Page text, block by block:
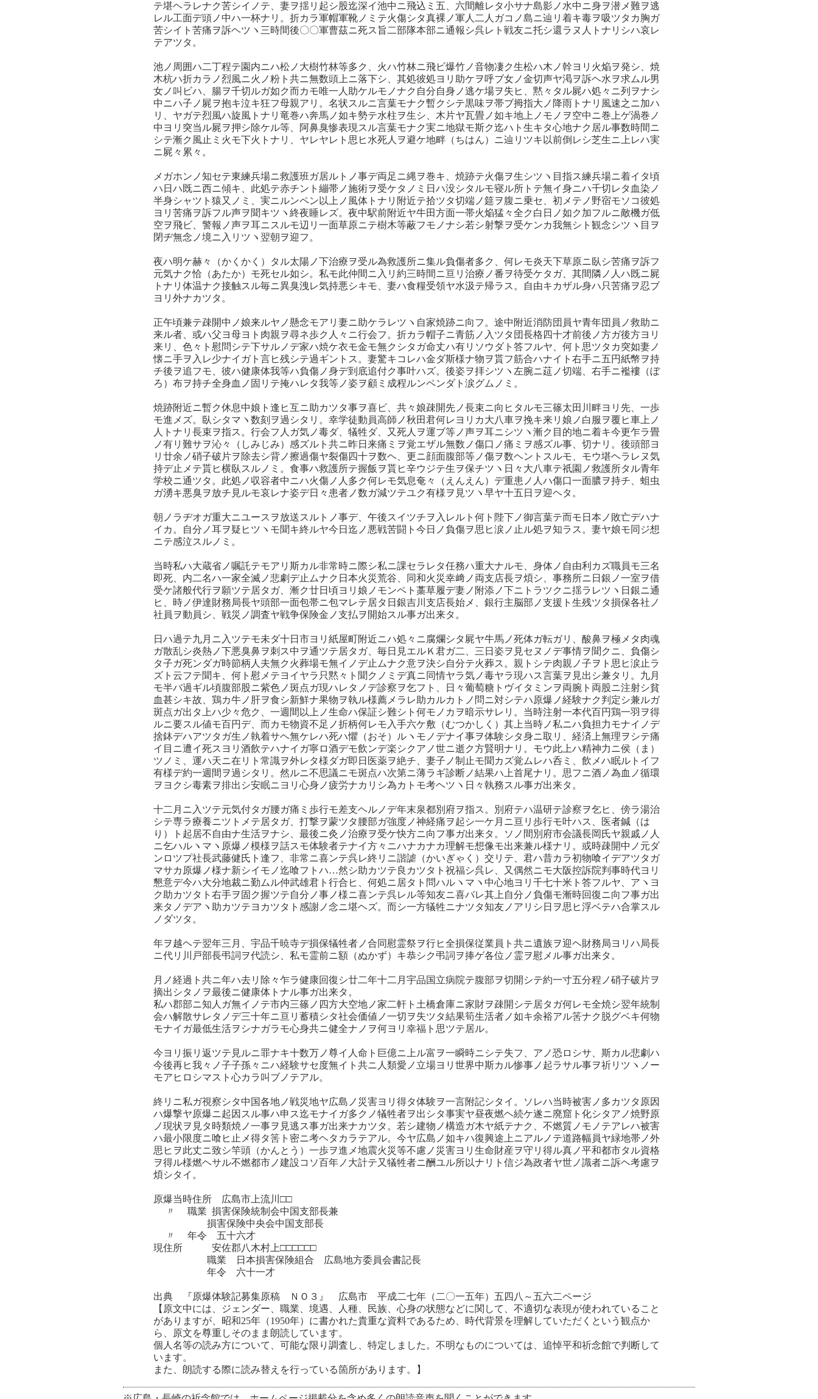
テ堪ヘラレナク苦シイノテ、妻ヲ揺リ起シ股迄深イ池中ニ飛込ミ五、六間離レタ小サナ島影ノ水中ニ身ヲ潜メ難ヲ逃
レル工面デ頭ノ中ハ一杯ナリ。折カラ軍帽軍靴ノミテ火傷シタ真裸ノ軍人二人ガコノ島ニ辿リ着キ毒ヲ吸ツタカ胸ガ
苦シイト苦痛ヲ訴ヘツヽ三時間後〇〇軍曹茲ニ死ス旨二部隊本部ニ通報シ呉レト戦友ニ托シ還ラヌ人トナリシハ哀レ
テアツタ。
池ノ周囲ハ二丁程テ園内ニハ松ノ大樹竹林等多ク、火ハ竹林ニ飛ビ爆竹ノ音物凄ク生松ハ木ノ幹ヨリ火焔ヲ発シ、焼
木杭ハ折カラノ烈風ニ火ノ粉ト共ニ無数頭上ニ落下シ、其処彼処ヨリ助ケヲ呼ブ女ノ金切声ヤ渇ヲ訴ヘ水ヲ求ムル男
女ノ叫ビハ、腸ヲ千切ルガ如ク而カモ唯一人助ケルモノナク自分自身ノ逃ケ場ヲ失ヒ、黙々タル屍ハ処々ニ列ヲナシ
中ニハ子ノ屍ヲ抱キ泣キ狂フ母親アリ。名状スルニ言葉モナク暫クシテ黒味ヲ帯ブ拇指大ノ降雨トナリ風速之ニ加ハ
リ、ヤガテ烈風ハ旋風トナリ竜巻ハ奔馬ノ如キ勢テ水柱ヲ生シ、木片ヤ瓦畳ノ如キ地上ノモノヲ空中ニ巻上ゲ渦巻ノ
中ヨリ突当ル屍ヲ押シ除ケル等、阿鼻臭惨表現スル言葉モナク実ニ地獄モ斯ク迄ハト生キタ心地ナク居ル事数時間ニ
シテ漸ク風止ミ火モ下火トナリ、ヤレヤレト思ヒ水死人ヲ避ケ地畔（ちはん）ニ辿リツキ以前倒レシ芝生ニ上レハ実
ニ屍々累々。
メガホンノ知セテ東練兵場ニ救護班ガ居ルトノ事デ両足ニ縄ヲ巻キ、焼跡テ火傷ヲ生シツヽ目指ス練兵場ニ着イタ頃
ハ日ハ既ニ西ニ傾キ、此処テ赤チント繃帯ノ施術ヲ受ケタノミ日ハ没シタルモ寝ル所トテ無イ身ニハ千切レタ血染ノ
半身シャツト猿又ノミ、実ニルンペン以上ノ風体トナリ附近テ拾ツタ切端ノ筵ヲ腹ニ乗セ、初メテノ野宿モソコ彼処
ヨリ苦痛ヲ訴フル声ヲ聞キツヽ終夜睡レズ。夜中駅前附近ヤ牛田方面一帯火焔猛々全ク白日ノ如ク加フルニ敵機ガ低
空ヲ飛ビ、警報ノ声ヲ耳ニスルモ辺リ一面草原ニテ樹木等蔽フモノナシ若シ射撃ヲ受ケンカ我無シト観念シツヽ目ヲ
閉ヂ無念ノ境ニ入リツヽ翌朝ヲ迎フ。
夜ハ明ケ赫々（かくかく）タル太陽ノ下治療ヲ受ル為救護所ニ集ル負傷者多ク、何レモ炎天下草原ニ臥シ苦痛ヲ訴フ
元気ナク恰（あたか）モ死セル如シ。私モ此仲間ニ入リ約三時間ニ亘リ治療ノ番ヲ待受ケタガ、其間隣ノ人ハ既ニ屍
トナリ体温ナク接触スル毎ニ異臭洩レ気持悪シキモ、妻ハ食糧受領ヤ水汲テ帰ラス。自由キカザル身ハ只苦痛ヲ忍ブ
ヨリ外ナカツタ。
正午頃兼テ疎開中ノ娘来ルヤノ懸念モアリ妻ニ助ケラレツヽ自家焼跡ニ向フ。途中附近消防団員ヤ青年団員ノ救助ニ
来ル者、或ハ父ヨ母ヨト肉親ヲ尋ネ歩ク人々ニ行会フ。折カラ帽子ニ青筋ノ入ツタ団長格四十才前後ノ方ガ後方ヨリ
来リ、色々ト慰問シテ下サルノデ家ハ焼ケ衣モ金モ無クシタガ命丈ハ有リソウダト答フルヤ、何ト思ツタカ突如妻ノ
懐ニ手ヲ入レ少ナイガト言ヒ残シテ過ギントス。妻驚キコレハ金ダ斯様ナ物ヲ貰フ筋合ハナイト右手ニ五円紙幣ヲ持
チ後ヲ追フモ、彼ハ健康体我等ハ負傷ノ身デ到底追付ク事叶ハズ。後姿ヲ拝シツヽ左腕ニ莚ノ切端、右手ニ襤褸（ぼ
ろ）布ヲ持チ全身血ノ固リテ掩ハレタ我等ノ姿ヲ顧ミ成程ルンペンダト涙グムノミ。
焼跡附近ニ暫ク休息中娘ト逢ヒ互ニ助カツタ事ヲ喜ビ、共々娘疎開先ノ長束ニ向ヒタルモ三篠太田川畔ヨリ先、一歩
モ進メズ。臥シタマヽ数刻ヲ過シタリ。幸学徒動員高師ノ秋田君何レヨリカ大八車ヲ挽キ来リ娘ノ白服ヲ覆ヒ車上ノ
人トナリ長束ヲ指ス。行会フ人ガ気ノ毒ダ、犠牲ダ、又死人ヲ運ブ等ノ声ヲ耳ニシツヽ漸ク目的地ニ着キ今更乍ラ畳
ノ有リ難サヲ沁々（しみじみ）感ズルト共ニ昨日来痛ミヲ覚エザル無数ノ傷口ノ痛ミヲ感ズル事、切ナリ。後頭部ヨ
リ廿余ノ硝子破片ヲ除去シ背ノ擦過傷ヤ裂傷四十ヲ数ヘ、更ニ顔面腹部等ノ傷ヲ数ヘントスルモ、モウ堪ヘラレヌ気
持デ止メテ貰ヒ横臥スルノミ。食事ハ救護所テ握飯ヲ貰ヒ辛ウジテ生ヲ保チツヽ日々大八車テ祇園ノ救護所タル青年
学校ニ通ツタ。此処ノ収容者中ニハ火傷ノ人多ク何レモ気息奄々（えんえん）デ重患ノ人ハ傷口一面膿ヲ持チ、蛆虫
ガ湧キ悪臭ヲ放チ見ルモ哀レナ姿デ日々患者ノ数ガ減ツテユク有様ヲ見ツヽ早ヤ十五日ヲ迎ヘタ。
朝ノラヂオガ重大ニユースヲ放送スルトノ事デ、午後スイツチヲ入レルト何ト陛下ノ御言葉テ而モ日本ノ敗亡デハナ
イカ。自分ノ耳ヲ疑ヒツヽモ聞キ終ルヤ今日迄ノ悪戦苦闘ト今日ノ負傷ヲ思ヒ涙ノ止ル処ヲ知ラス。妻ヤ娘モ同ジ想
ニテ感泣スルノミ。
当時私ハ大蔵省ノ嘱託テモアリ斯カル非常時ニ際シ私ニ課セラレタ任務ハ重大ナルモ、身体ノ自由利カズ職員モ三名
即死、内二名ハ一家全滅ノ悲劇デ止ムナク日本火災荒谷、同和火災幸﨑ノ両支店長ヲ煩シ、事務所ニ日銀ノ一室ヲ借
受ケ諸般代行ヲ願ツテ居タガ、漸ク廿日頃ヨリ娘ノモンペト藁草履デ妻ノ附添ノ下ニトラツクニ揺ラレツヽ日銀ニ通
ヒ、時ノ伊達財務局長ヤ頭部一面包帯ニ包マレテ居タ日銀吉川支店長始メ、銀行主脳部ノ支援ト生残ツタ損保各社ノ
社員ヲ動員シ、戦災ノ調査ヤ戦争保険金ノ支払ヲ開始スル事ガ出来タ。
日ハ過テ九月ニ入ツテモ未ダ十日市ヨリ紙屋町附近ニハ処々ニ腐爛シタ屍ヤ牛馬ノ死体ガ転ガリ、酸鼻ヲ極メタ肉魂
ガ散乱シ炎熱ノ下悪臭鼻ヲ刺ス中ヲ通ツテ居タガ、毎日見エルＫ君ガ二、三日姿ヲ見セヌノデ事情ヲ聞クニ、負傷シ
タ子ガ死ンダガ時節柄人夫無ク火葬場モ無イノデ止ムナク意ヲ決シ自分テ火葬ス。親トシテ肉親ノ子ヲト思ヒ涙止ラ
ズト云フテ聞キ、何ト慰メテヨイヤラ只黙々ト聞クノミデ真ニ同情ヤラ気ノ毒ヤラ現ハス言葉ヲ見出シ兼タリ。九月
モ半バ過ギル頃腹部股ニ紫色ノ斑点ガ現ハレタノデ診察ヲ乞フト、日々葡萄糖トヴイタミンヲ両腕ト両股ニ注射シ貧
血甚シキ故、鶏カ牛ノ肝ヲ食シ新鮮ナ果物ヲ執ル様薦メラレ助カルカトノ問ニ対シテハ原爆ノ経験ナク判定シ兼ルガ
斑点ガ出タ上ハ少々危ク、一週間以上ノ生命ハ保証シ難シト何モノカヲ暗示サレリ。当時注射一本代百円鶏一羽ヲ得
ルニ要スル値モ百円デ、而カモ物資不足ノ折柄何レモ入手六ケ敷（むつかしく）其上当時ノ私ニハ負担力モナイノデ
捨鉢デハアツタガ生ノ執着サヘ無ケレハ死ハ懼（おそ）ルヽモノデナイ事ヲ体験シタ身ニ取リ、経済上無理ヲシテ痛
イ目ニ遭イ死スヨリ酒飲テハナイガ寧ロ酒デモ飲ンデ楽シクアノ世ニ逝ク方賢明ナリ。モウ此上ハ精神力ニ侯（ま）
ツノミ、運ハ天ニ在リト常識ヲ外レタ様ダガ即日医薬ヲ絶チ、妻子ノ制止モ聞カズ覚ムレハ呑ミ、飲メハ眠ルトイフ
有様デ約一週間ヲ過シタリ。然ルニ不思議ニモ斑点ハ次第ニ薄ラギ診断ノ結果ハ上首尾ナリ。思フニ酒ノ為血ノ循環
ヲヨクシ毒素ヲ排出シ安眠ニヨリ心身ノ疲労ナカリシ為カトモ考ヘツヽ日々執務スル事ガ出来タ。
十二月ニ入ツテ元気付タガ腰ガ痛ミ歩行モ差支ヘルノデ年末泉都別府ヲ指ス。別府テハ温研テ診察ヲ乞ヒ、傍ラ湯治
シテ専ラ療養ニツトメテ居タガ、打撃ヲ蒙ツタ腰部ガ強度ノ神経痛ヲ起シ一ケ月ニ亘リ歩行モ叶ハス、医者鍼（は
り）ト起居不自由ナ生活ヲナシ、最後ニ灸ノ治療ヲ受ケ快方ニ向フ事ガ出来タ。ソノ間別府市会議長岡氏ヤ親戚ノ人
ニ乞ハルヽマヽ原爆ノ模様ヲ話スモ体験者テナイ方々ニハナカナカ理解モ想像モ出来兼ル様ナリ。或時疎開中ノ元ダ
ンロツプ社長武藤健氏ト逢フ、非常ニ喜ンテ呉レ終リニ諧謔（かいぎゃく）交リテ、君ハ昔カラ初物喰イデアツタガ
マサカ原爆ノ様ナ新シイモノ迄喰フトハ…然シ助カツテ良カツタト祝福シ呉レ、又偶然ニモ大阪控訴院判事時代ヨリ
懇意デ今ハ大分地裁ニ勤ムル仲武雄君ト行合ヒ、何処ニ居タト問ハルヽマヽ中心地ヨリ千七十米ト答フルヤ、アヽヨ
ク助カツタト右手ヲ固ク握ツテ自分ノ事ノ様ニ喜ンテ呉レル等知友ニ喜バレ其上自分ノ負傷モ漸時回復ニ向フ事ガ出
来タノデアヽ助カツテヨカツタト感謝ノ念ニ堪ヘズ。而シ一方犠牲ニナツタ知友ノアリシ日ヲ思ヒ浮ベテハ合掌スル
ノダツタ。
年ヲ越ヘテ翌年三月、宇品千暁寺デ損保犠牲者ノ合同慰霊祭ヲ行ヒ全損保従業員ト共ニ遺族ヲ迎ヘ財務局ヨリハ局長
ニ代リ川戸部長弔詞ヲ代読シ、私モ霊前ニ額（ぬかず）キ恭シク弔詞ヲ捧ゲ各位ノ霊ヲ慰メル事ガ出来タ。
月ノ経過ト共ニ年ハ去リ除々乍ラ健康回復シ廿二年十二月宇品国立病院テ腹部ヲ切開シテ約一寸五分程ノ硝子破片ヲ
摘出シタノヲ最後ニ健康体トナル事ガ出来タ。
私ハ郡部ニ知人ガ無イノテ市内三篠ノ四方大空地ノ家二軒ト土橋倉庫ニ家財ヲ疎開シテ居タガ何レモ全焼シ翌年統制
会ハ解散サレタノデ三十年ニ亘リ蓄積シタ社会価値ノ一切ヲ失ツタ結果筍生活者ノ如キ余裕アル筈ナク脱グベキ何物
モナイガ最低生活ヲシナガラモ心身共ニ健全ナノヲ何ヨリ幸福ト思ツテ居ル。
今ヨリ振リ返ツテ見ルニ罪ナキ十数万ノ尊イ人命ト巨億ニ上ル富ヲ一瞬時ニシテ失フ、アノ恐ロシサ、斯カル悲劇ハ
今後再ヒ我々ノ子子孫々ニハ経験サセ度無イト共ニ人類愛ノ立場ヨリ世界中斯カル惨事ノ起ラサル事ヲ祈リツヽノー
モアヒロシマスト心カラ叫ブノテアル。
終リニ私ガ視察シタ中国各地ノ戦災地ヤ広島ノ災害ヨリ得タ体験ヲ一言附記シタイ。ソレハ当時被害ノ多カツタ原因
ハ爆撃ヤ原爆ニ起因スル事ハ申ス迄モナイガ多クノ犠牲者ヲ出シタ事実ヤ昼夜燃ヘ続ケ遂ニ廃窟ト化シタアノ焼野原
ノ現状ヲ見タ時類焼ノ一事ヲ見逃ス事ガ出来ナカツタ。若シ建物ノ構造ガ木ヤ紙テナク、不燃質ノモノテアレハ被害
ハ最小限度ニ喰ヒ止メ得タ筈ト密ニ考ヘタカラテアル。今ヤ広島ノ如キハ復興途上ニアルノテ道路幅員ヤ緑地帯ノ外
思ヒヲ此丈ニ致シ竿頭（かんとう）一歩ヲ進メ地震火災等不慮ノ災害ヨリ生命財産ヲ守リ得ル真ノ平和都市タル資格
ヲ得ル様燃ヘサル不燃都市ノ建設コソ百年ノ大計テ又犠牲者ニ酬ユル所以ナリト信ジ為政者ヤ世ノ識者ニ訴ヘ考慮ヲ
煩シタイ。
原爆当時住所 広島市上流川□□
〃 職業 損害保険統制会中国支部長兼
損害保険中央会中国支部長
〃 年令 五十六才
現住所 安佐郡八木村上□□□□□□
職業 日本損害保険組合 広島地方委員会書記長
年令 六十一才
出典 『原爆体験記募集原稿 ＮＯ３』 広島市 平成二七年（二〇一五年）五四八～五六二ページ
【原文中には、ジェンダー、職業、境遇、人種、民族、心身の状態などに関して、不適切な表現が使われていること
がありますが、昭和25年（1950年）に書かれた貴重な資料であるため、時代背景を理解していただくという観点か
ら、原文を尊重しそのまま朗読しています。
個人名等の読み方について、可能な限り調査し、特定しました。不明なものについては、追悼平和祈念館で判断して
います。
また、朗読する際に読み替えを行っている箇所があります。】